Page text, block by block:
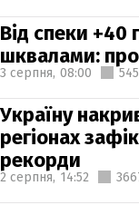
Від спеки +40
шквалами:
3 серпня, 08:00
Україну
регіонах
рекорди
2 серпня, 14:52